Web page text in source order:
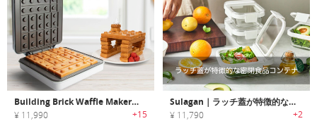
Building Brick Waffle Maker｜ブロックトイ型のワッフルが焼けるワッフルメーカー
¥ 11,990 +15
Sulagan｜ラッチ蓋が特徴的な密閉食品コンテナ「スーラガン」
¥ 11,790 +2